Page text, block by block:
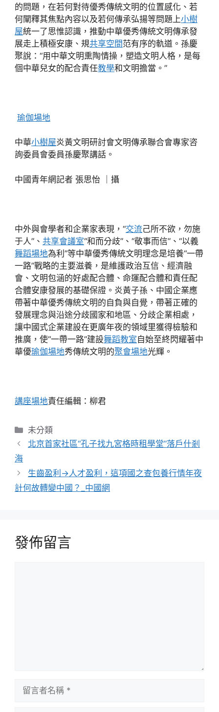
的問題，在若何對待優秀傳統文明的位置感化、若
何闡釋其焦點內容以及若何傳承弘揚等問題上小樹
屋統一了思惟認識，推動中華優秀傳統文明傳承發
展走上積極安康、規共享空間范有序的軌道。孫慶
聚說：“用中華文明熏陶情操，塑造文明人格，是每
個中華兒女的配合責任教學和文明擔當。”
瑜伽場地
中華小樹屋炎黃文明研討會文明傳承聯合會專家咨
詢委員會委員孫慶聚講話。
中國青年網記者 張思怡 ｜攝
中外與會學者和企業家表現，“交流己所不欲，勿施
于人”、 共享會議室“和而分歧”、“敬事而信”、“以義
舞蹈場地為利”等中華優秀傳統文明理念是培養“一帶
一路”戰略的主要滋養，是維護政治互信、經濟融
會、文明包涵的好處配合體、命運配合體和責任配
合體安康發展的基礎保證。炎黃子孫、中國企業應
帶著中華優秀傳統文明的自負與自覺，帶著正確的
發展理念與沿途分歧國家和地區、分歧企業相處，
讓中國式企業建設在更廣年夜的領域里獲得檢驗和
推廣，使“一帶一路”建設舞蹈教室自始至終閃耀著中
華優瑜伽場地秀傳統文明的聚會場地光輝。
講座場地責任編輯：柳君
分
類
未分類
北京首家社區“孔子找九宮格時租學堂”落戶什剎
海
生齒盈利→人才盈利，這項國之查包養行情年夜
計何故轉變中國？_中國網
發佈留言